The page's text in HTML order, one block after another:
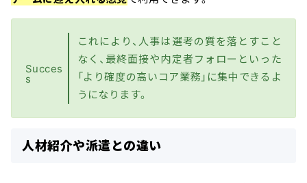
Succes
s
これにより、人事は選考の質を落とすこと
なく、最終面接や内定者フォローといった
「より確度の高いコア業務」に集中できるよ
うになります。
人材紹介や派遣との違い